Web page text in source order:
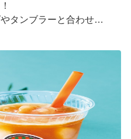
タンブラーと合わせ、